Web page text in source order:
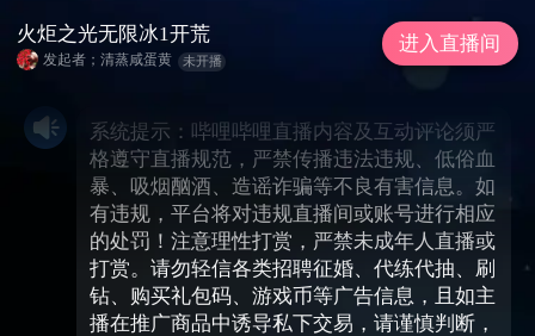
系统提示：哔哩哔哩直播内容及互动评论须严
格遵守直播规范，严禁传播违法违规、低俗血
暴、吸烟酗酒、造谣诈骗等不良有害信息。如
有违规，平台将对违规直播间或账号进行相应
的处罚！注意理性打赏，严禁未成年人直播或
打赏。请勿轻信各类招聘征婚、代练代抽、刷
钻、购买礼包码、游戏币等广告信息，且如主
播在推广商品中诱导私下交易，请谨慎判断，
火炬之光无限冰1开荒
发起者；清蒸咸蛋黄 未开播
进入直播间